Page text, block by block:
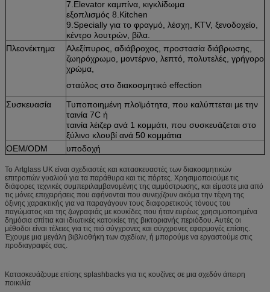
7.Elevator καμπίνα, κιγκλίδωμα
εξοπλισμός 8.Kitchen
9.Specially για το φραγμό, λέσχη, KTV, ξενοδοχείο,
κέντρο λουτρών, βίλα.
Πλεονέκτημα
Αλεξίπυρος, αδιάβροχος, προστασία διάβρωσης,
ζωηρόχρωμο, μοντέρνο, λεπτό, πολυτελές, γρήγορο
χρώμα,
σταύλος στο διακοσμητικό effection
Συσκευασία
Τυποποιημένη πλοϊμότητα, που καλύπτεται με την
ταινία 7C ή
ταινία λέιζερ ανά 1 κομμάτι, που συσκευάζεται στο
ξύλινο κλουβί ανά 50 κομμάτια
OEM/ODM
υποδοχή
Το Artglass UK είναι σχεδιαστές και κατασκευαστές των διακοσμητικών
επιτροπών γυαλιού για τα παράθυρα και τις πόρτες. Χρησιμοποιούμε τις
διάφορες τεχνικές συμπεριλαμβανομένης της αμμόστρωσης, και είμαστε μια από
τις μόνες επιχειρήσεις που αφήνονται που συνεχίζουν ακόμα την τέχνη της
όξινης χαρακτικής για να παραγάγουν τους διαφορετικούς τόνους του
παγώματος και της ζωγραφιάς με κουκίδες που ήταν ευρέως χρησιμοποιημένα
δημόσια σπίτια και ιδιωτικές κατοικίες της βικτοριανής περιόδου. Αυτές οι
μέθοδοι είναι τέλειες για τις πιό σύγχρονες και σύγχρονες εφαρμογές επίσης.
Έχουμε μια μεγάλη βιβλιοθήκη των σχεδίων, ή μπορούμε να εργαστούμε στις
προδιαγραφές σας.
Κατασκευάζουμε επίσης splashbacks για τις κουζίνες σε μια σχεδόν άπειρη
ποικιλία